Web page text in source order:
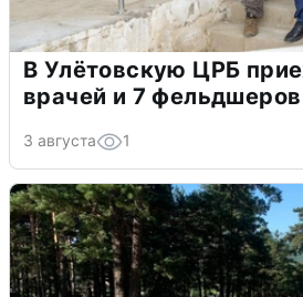
В Улётовскую ЦРБ
врачей и 7 фельдшеров
3 августа 1